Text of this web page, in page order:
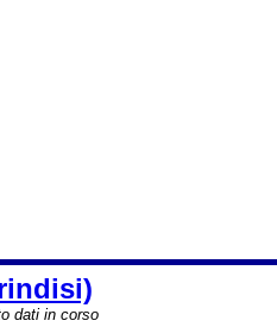
dati in corso